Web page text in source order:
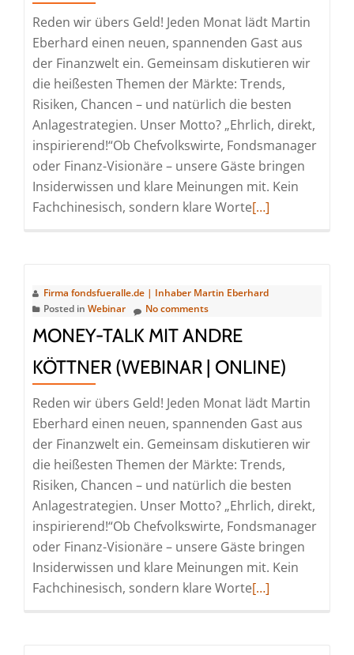
|
Online)
Reden wir übers Geld! Jeden Monat lädt Martin
Eberhard einen neuen, spannenden Gast aus
der Finanzwelt ein. Gemeinsam diskutieren wir
die heißesten Themen der Märkte: Trends,
Risiken, Chancen – und natürlich die besten
Anlagestrategien. Unser Motto? „Ehrlich, direkt,
inspirierend!“Ob Chefvolkswirte, Fondsmanager
oder Finanz-Visionäre – unsere Gäste bringen
Insiderwissen und klare Meinungen mit. Kein
Fachchinesisch, sondern klare WorteRead
Talk
(Webinar
Online)
[…]
Firma fondsfueralle.de | Inhaber Martin Eberhard
Posted in Webinar No comments
MONEY-TALK MIT ANDRE
KÖTTNER (WEBINAR | ONLINE)
Reden wir übers Geld! Jeden Monat lädt Martin
Eberhard einen neuen, spannenden Gast aus
der Finanzwelt ein. Gemeinsam diskutieren wir
die heißesten Themen der Märkte: Trends,
Risiken, Chancen – und natürlich die besten
Anlagestrategien. Unser Motto? „Ehrlich, direkt,
inspirierend!“Ob Chefvolkswirte, Fondsmanager
oder Finanz-Visionäre – unsere Gäste bringen
Insiderwissen und klare Meinungen mit. Kein
Fachchinesisch, sondern klare WorteRead
[…]